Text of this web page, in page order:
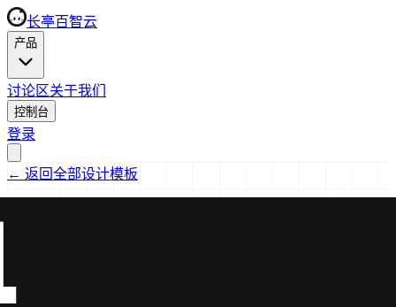
长亭百智云
产品
讨论区关于我们
控制台
登录
← 返回全部设计模板